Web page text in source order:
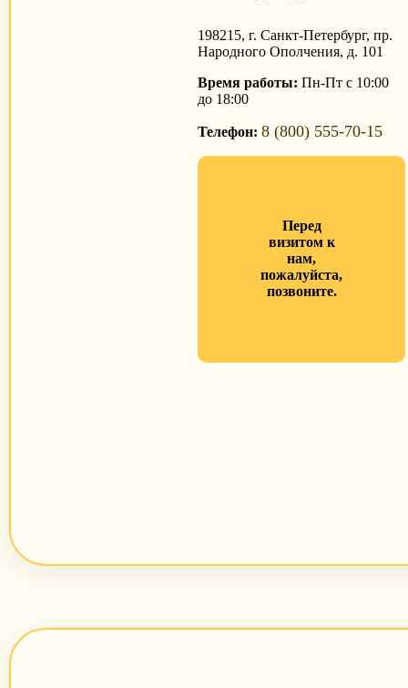
198215, г. Санкт-Петербург, пр.
Народного Ополчения, д. 101
Время работы: Пн-Пт с 10:00
до 18:00
Телефон:8 (800) 555-70-15
Перед
визитом к
нам,
пожалуйста,
позвоните.